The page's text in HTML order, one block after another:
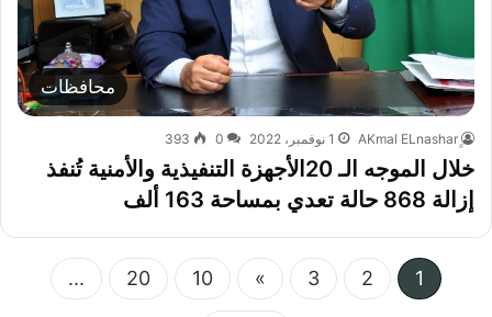
محافظات
1 نوفمبر، 2022 0
393
خلال الموجه الـ 20الأجهزة التنفيذية والأمنية تُنفذ
إزالة 868 حالة تعدي بمساحة 163 ألف
1
2
3
»
10
20
...